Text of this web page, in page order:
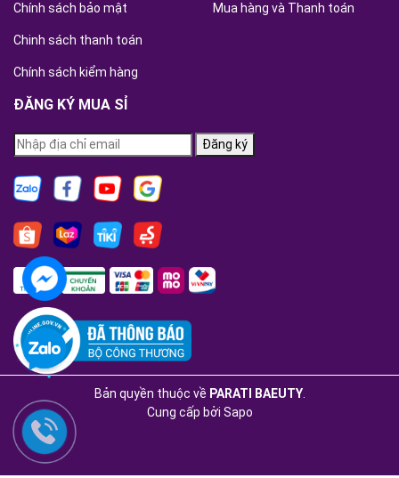
Chính sách bảo mật
Chinh sách thanh toán
Chính sách kiểm hàng
Mua hàng và Thanh toán
ĐĂNG KÝ MUA SỈ
Đăng ký
Bản quyền thuộc về PARATI BAEUTY.
Cung cấp bởi Sapo